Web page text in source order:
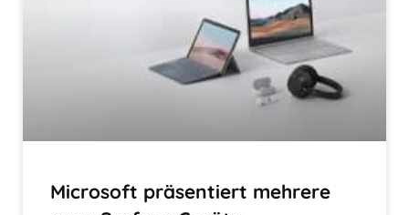
Microsoft präsentiert mehrere